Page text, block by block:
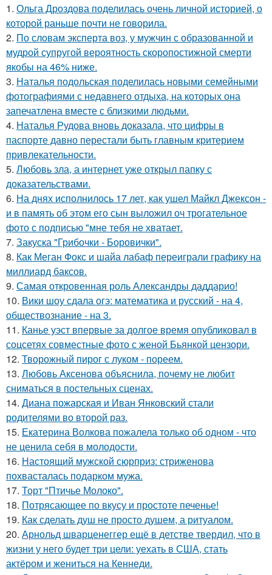
1. Ольга Дроздова поделилась очень личной историей, о
которой раньше почти не говорила.
2. По словам эксперта воз, у мужчин с образованной и
мудрой супругой вероятность скоропостижной смерти
якобы на 46% ниже.
3. Наталья подольская поделилась новыми семейными
фотографиями с недавнего отдыха, на которых она
запечатлена вместе с близкими людьми.
4. Наталья Рудова вновь доказала, что цифры в
паспорте давно перестали быть главным критерием
привлекательности.
5. Любовь зла, а интернет уже открыл папку с
доказательствами.
6. На днях исполнилось 17 лет, как ушел Майкл Джексон -
и в память об этом его сын выложил оч трогательное
фото с подписью "мне тебя не хватает.
7. Закуска "Грибочки - Боровички".
8. Как Меган Фокс и шайа лабаф переиграли графику на
миллиард баксов.
9. Самая откровенная роль Александры даддарио!
10. Вики шоу сдала огэ: математика и русский - на 4,
обществознание - на 3.
11. Канье уэст впервые за долгое время опубликовал в
соцсетях совместные фото с женой Бьянкой цензори.
12. Творожный пирог с луком - пореем.
13. Любовь Аксенова объяснила, почему не любит
сниматься в постельных сценах.
14. Диана пожарская и Иван Янковский стали
родителями во второй раз.
15. Екатерина Волкова пожалела только об одном - что
не ценила себя в молодости.
16. Настоящий мужской сюрприз: стриженова
похвасталась подарком мужа.
17. Торт "Птичье Молоко".
18. Потрясающее по вкусу и простоте печенье!
19. Как сделать душ не просто душем, а ритуалом.
20. Арнольд шварценеггер ещё в детстве твердил, что в
жизни у него будет три цели: уехать в США, стать
актёром и жениться на Кеннеди.